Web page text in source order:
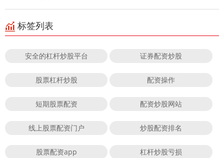
标签列表
安全的杠杆炒股平台 证券配资炒股
股票杠杆炒股 配资操作
短期股票配资 配资炒股网站
线上股票配资门户 炒股配资排名
股票配资app 杠杆炒股亏损